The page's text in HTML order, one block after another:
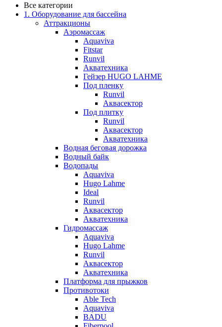
Все категории
1. Оборудование для бассейна
Аттракционы
Аэромассаж
Aquaviva
Fitstar
Runvil
Акватехника
Гейзер HUGO LAHME
Под пленку
Runvil
Аквасектор
Под плитку
Runvil
Аквасектор
Акватехника
Водная беговая дорожка
Водный байк
Водопады
Aquaviva
Hugo Lahme
Ideal
Runvil
Аквасектор
Акватехника
Гидромассаж
Aquaviva
Hugo Lahme
Runvil
Аквасектор
Акватехника
Платформа для прыжков
Противотоки
Able Tech
Aquaviva
BADU